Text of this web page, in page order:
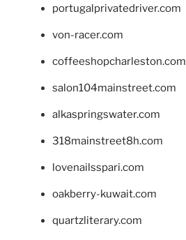
portugalprivatedriver.com
von-racer.com
coffeeshopcharleston.com
salon104mainstreet.com
alkaspringswater.com
318mainstreet8h.com
lovenailsspari.com
oakberry-kuwait.com
quartzliterary.com